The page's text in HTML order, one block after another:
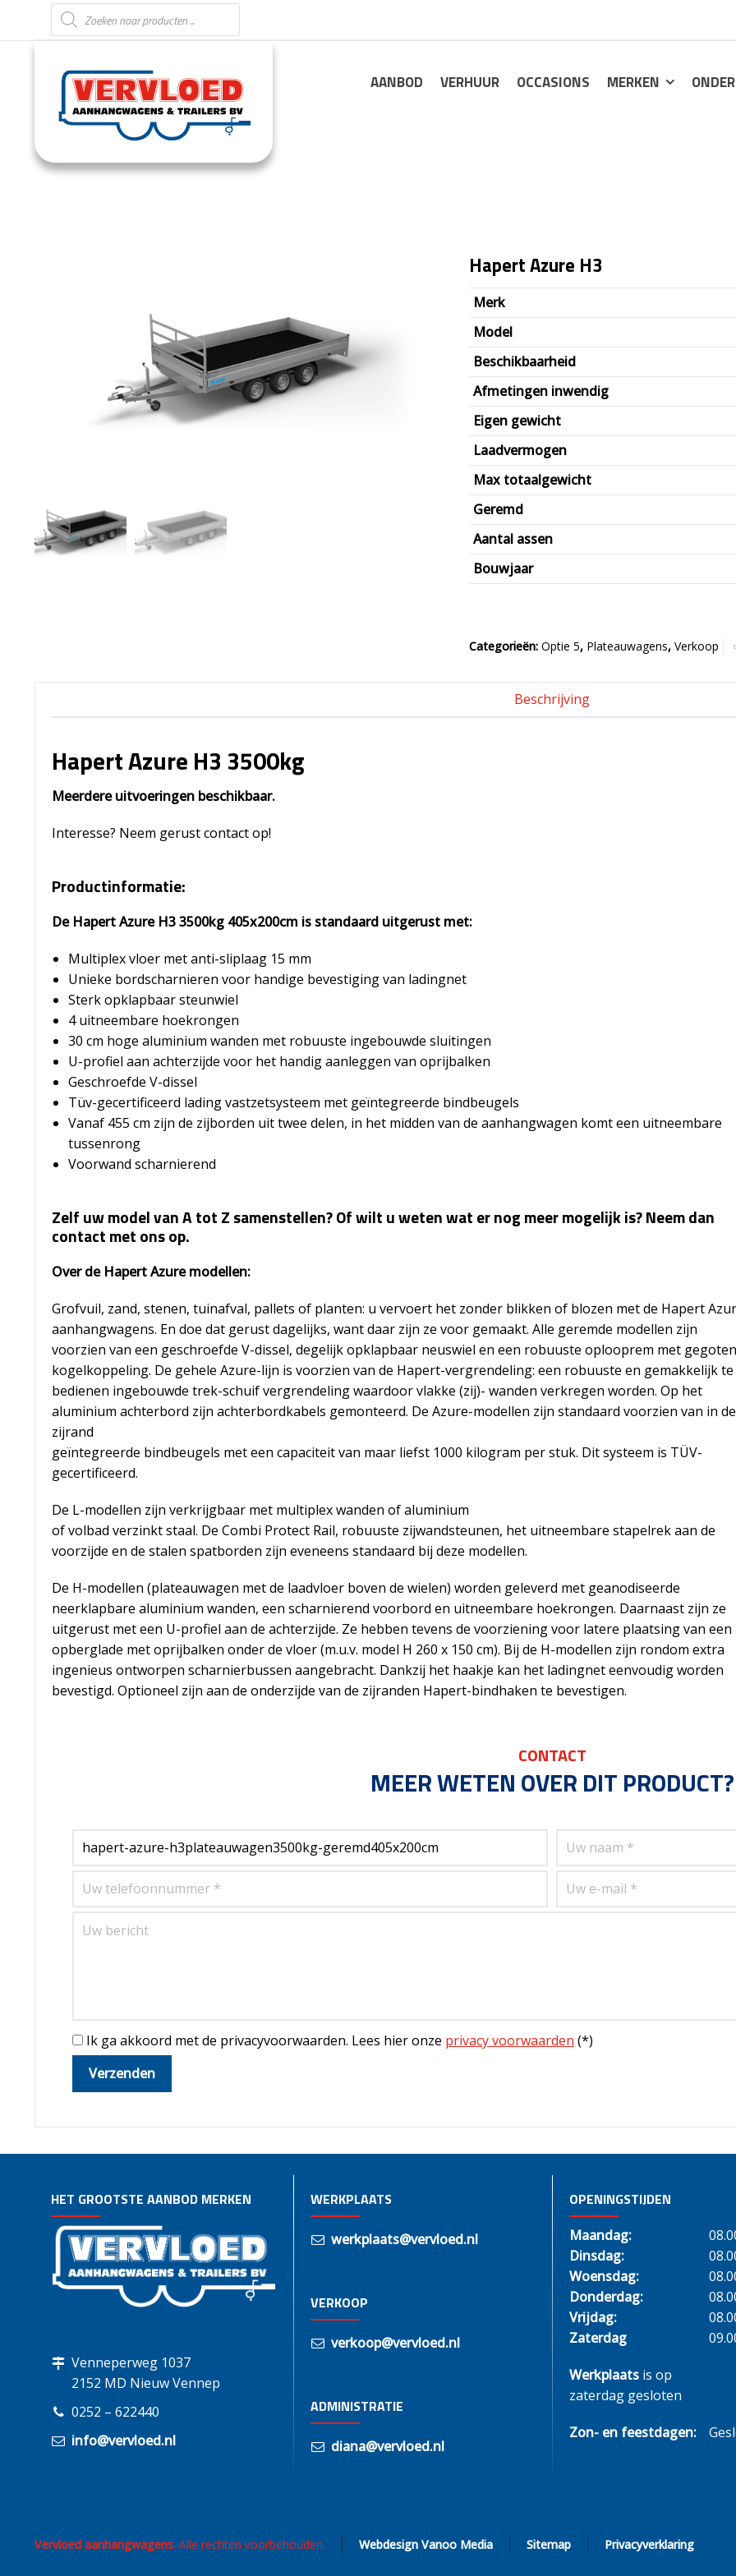
Producten zoeken
AANBOD VERHUUR OCCASIONS MERKEN
Hapert Azure H3
Merk
Model
Beschikbaarheid
Afmetingen inwendig
Eigen gewicht
Laadvermogen
Max totaalgewicht
Geremd
Aantal assen
Bouwjaar
Categorieën:Optie 5, Plateauwagens,Verkoop
Beschrijving
Hapert Azure H3 3500kg
Meerdere uitvoeringen beschikbaar.
Interesse? Neem gerust contact op!
Productinformatie:
De Hapert Azure H3 3500kg 405x200cm is standaard uitgerust met:
Multiplex vloer met anti-sliplaag 15 mm
Unieke bordscharnieren voor handige bevestiging van ladingnet
Sterk opklapbaar steunwiel
4 uitneembare hoekrongen
30 cm hoge aluminium wanden met robuuste ingebouwde sluitingen
U-profiel aan achterzijde voor het handig aanleggen van oprijbalken
Geschroefde V-dissel
Tüv-gecertificeerd lading vastzetsysteem met geïntegreerde bindbeugels
Vanaf 455 cm zijn de zijborden uit twee delen, in het midden van de aanhangwagen komt een uitneembare
tussenrong
Voorwand scharnierend
Zelf uw model van A tot Z samenstellen? Of wilt u weten wat er nog meer mogelijk is? Neem dan
contact met ons op.
Over de Hapert Azure modellen:
Grofvuil, zand, stenen, tuinafval, pallets of planten: u vervoert het zonder blikken of blozen met de Hapert
aanhangwagens. En doe dat gerust dagelijks, want daar zijn ze voor gemaakt. Alle geremde modellen zijn
voorzien van een geschroefde V-dissel, degelijk opklapbaar neuswiel en een robuuste oplooprem met gegoten
kogelkoppeling. De gehele Azure-lijn is voorzien van de Hapert-vergrendeling: een robuuste en gemakkelijk te
bedienen ingebouwde trek-schuif vergrendeling waardoor vlakke (zij)- wanden verkregen worden. Op het
aluminium achterbord zijn achterbordkabels gemonteerd. De Azure-modellen zijn standaard voorzien van in de
zijrand
geïntegreerde bindbeugels met een capaciteit van maar liefst 1000 kilogram per stuk. Dit systeem is TÜV-
gecertificeerd.
De L-modellen zijn verkrijgbaar met multiplex wanden of aluminium
of volbad verzinkt staal. De Combi Protect Rail, robuuste zijwandsteunen, het uitneembare stapelrek aan de
voorzijde en de stalen spatborden zijn eveneens standaard bij deze modellen.
De H-modellen (plateauwagen met de laadvloer boven de wielen) worden geleverd met geanodiseerde
neerklapbare aluminium wanden, een scharnierend voorbord en uitneembare hoekrongen. Daarnaast zijn ze
uitgerust met een U-profiel aan de achterzijde. Ze hebben tevens de voorziening voor latere plaatsing van een
opberglade met oprijbalken onder de vloer (m.u.v. model H 260 x 150 cm). Bij de H-modellen zijn rondom extra
ingenieus ontworpen scharnierbussen aangebracht. Dankzij het haakje kan het ladingnet eenvoudig worden
bevestigd. Optioneel zijn aan de onderzijde van de zijranden Hapert-bindhaken te bevestigen.
CONTACT
MEER WETEN OVER DIT PRODUCT?
Ik ga akkoord met de privacyvoorwaarden. Lees hier onze privacy voorwaarden (*)
HET GROOTSTE AANBOD MERKEN
Venneperweg 1037
2152 MD Nieuw Vennep
0252 – 622440
info@vervloed.nl
WERKPLAATS
werkplaats@vervloed.nl
VERKOOP
verkoop@vervloed.nl
ADMINISTRATIE
diana@vervloed.nl
OPENINGSTIJDEN
Maandag:
Dinsdag:
Woensdag:
Donderdag:
Vrijdag:
Zaterdag
Werkplaats is op
zaterdag gesloten
Zon- en feestdagen:
Vervloed aanhangwagens. Alle rechten voorbehouden. Webdesign Vanoo Media Sitemap Privacyverklaring